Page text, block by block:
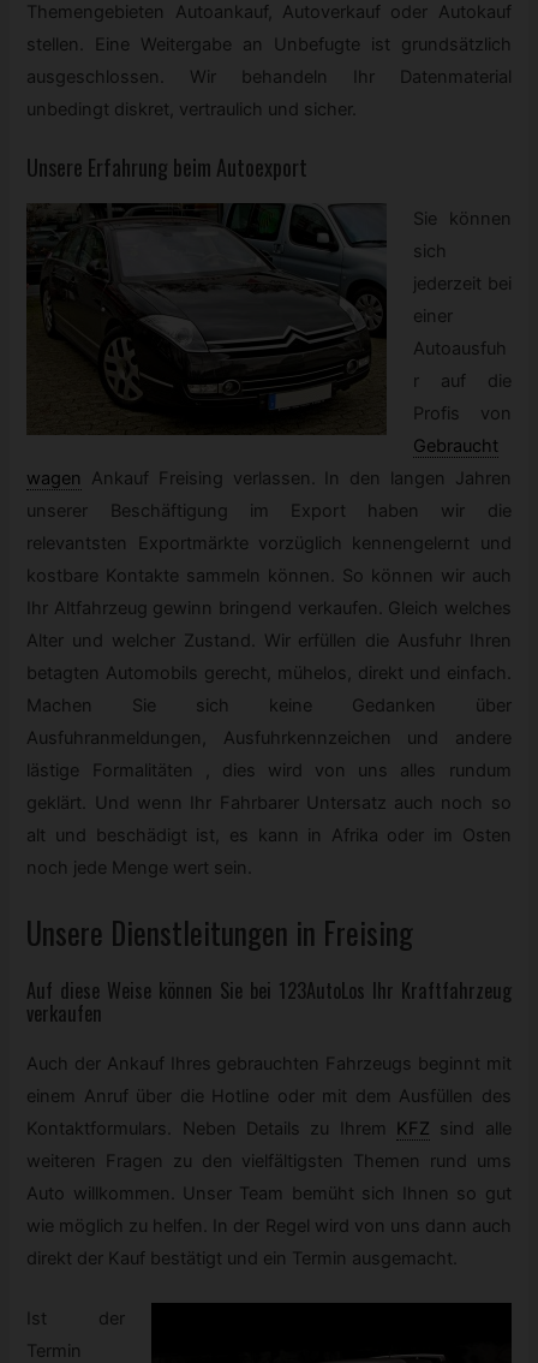
Themengebieten Autoankauf, Autoverkauf oder Autokauf
stellen. Eine Weitergabe an Unbefugte ist grundsätzlich
ausgeschlossen. Wir behandeln Ihr Datenmaterial
unbedingt diskret, vertraulich und sicher.
Unsere Erfahrung beim Autoexport
Sie können
sich
jederzeit bei
einer
Autoausfuh
r auf die
Profis von
Gebraucht
wagen
Ankauf Freising verlassen. In den langen Jahren
unserer Beschäftigung im Export haben wir die
relevantsten Exportmärkte vorzüglich kennengelernt und
kostbare Kontakte sammeln können. So können wir auch
Ihr Altfahrzeug gewinn bringend verkaufen. Gleich welches
Alter und welcher Zustand. Wir erfüllen die Ausfuhr Ihren
betagten Automobils gerecht, mühelos, direkt und einfach.
Machen Sie sich keine Gedanken über
Ausfuhranmeldungen, Ausfuhrkennzeichen und andere
lästige Formalitäten , dies wird von uns alles rundum
geklärt. Und wenn Ihr Fahrbarer Untersatz auch noch so
alt und beschädigt ist, es kann in Afrika oder im Osten
noch jede Menge wert sein.
Unsere Dienstleitungen in Freising
Auf diese Weise können Sie bei 123AutoLos Ihr Kraftfahrzeug
verkaufen
Auch der Ankauf Ihres gebrauchten Fahrzeugs beginnt mit
einem Anruf über die Hotline oder mit dem Ausfüllen des
Kontaktformulars. Neben Details zu Ihrem
KFZ sind alle
weiteren Fragen zu den vielfältigsten Themen rund ums
Auto willkommen. Unser Team bemüht sich Ihnen so gut
wie möglich zu helfen. In der Regel wird von uns dann auch
direkt der Kauf bestätigt und ein Termin ausgemacht.
Ist der
Termin